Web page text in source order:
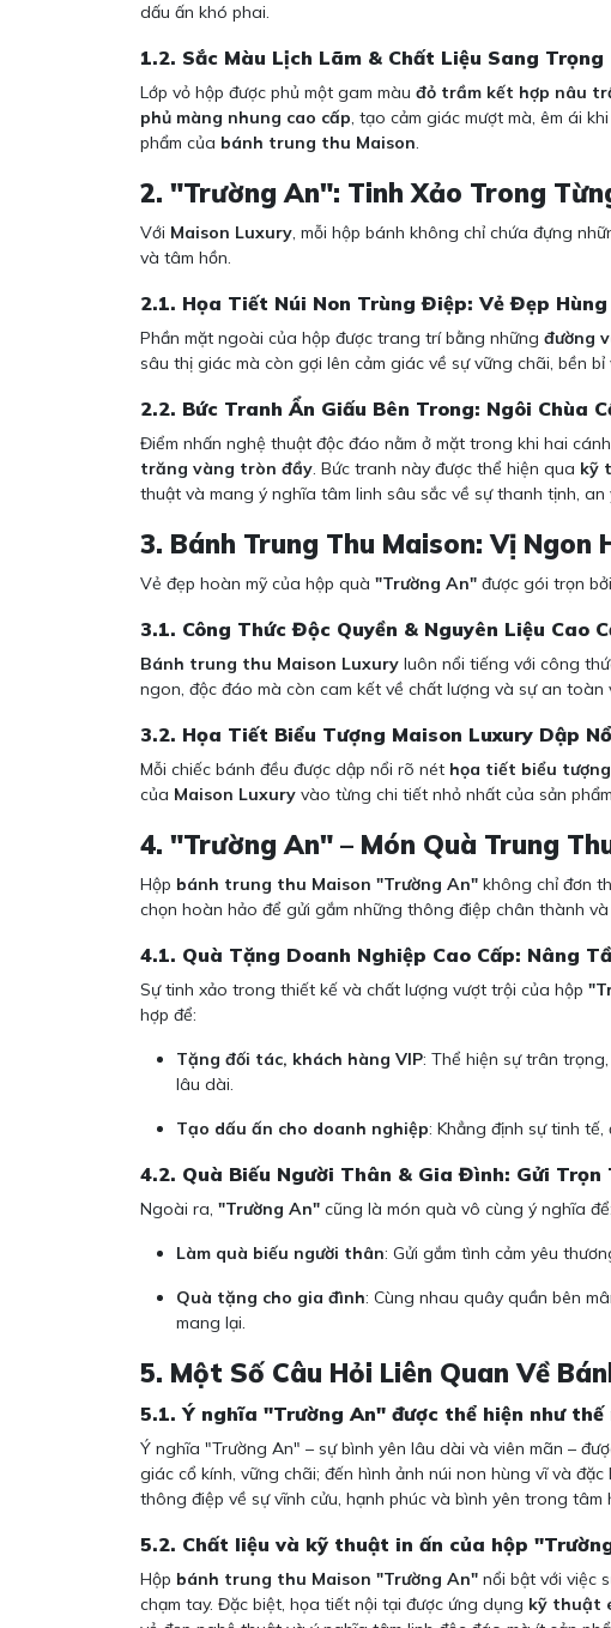
dấu ấn khó phai.
1.2. Sắc Màu Lịch Lãm & Chất Liệu Sang Trọng
Lớp vỏ hộp được phủ một gam màu đỏ trầm kết hợp nâu
phủ màng nhung cao cấp, tạo cảm giác mượt mà, êm ái
phẩm của bánh trung thu Maison.
2. "Trường An": Tinh Xảo Trong
Với Maison Luxury, mỗi hộp bánh không chỉ chứa đựng
và tâm hồn.
2.1. Họa Tiết Núi Non Trùng Điệp: Vẻ Đẹp
Phần mặt ngoài của hộp được trang trí bằng những đường
sâu thị giác mà còn gợi lên cảm giác về sự vững chãi, bền
2.2. Bức Tranh Ẩn Giấu Bên Trong: Ngôi Chùa
Điểm nhấn nghệ thuật độc đáo nằm ở mặt trong khi hai
trăng vàng tròn đầy. Bức tranh này được thể hiện qua kỹ
thuật và mang ý nghĩa tâm linh sâu sắc về sự thanh tịnh,
3. Bánh Trung Thu Maison: Vị
Vẻ đẹp hoàn mỹ của hộp quà "Trường An" được gói trọn
3.1. Công Thức Độc Quyền & Nguyên Liệu Cao
Bánh trung thu Maison Luxury luôn nổi tiếng với công
ngon, độc đáo mà còn cam kết về chất lượng và sự an
3.2. Họa Tiết Biểu Tượng Maison Luxury Dập
Mỗi chiếc bánh đều được dập nổi rõ nét họa tiết biểu
của Maison Luxury vào từng chi tiết nhỏ nhất của sản
4. "Trường An" – Món Quà Trung
Hộp bánh trung thu Maison "Trường An" không chỉ đơn
chọn hoàn hảo để gửi gắm những thông điệp chân thành
4.1. Quà Tặng Doanh Nghiệp Cao Cấp: Nâng
Sự tinh xảo trong thiết kế và chất lượng vượt trội của hộp
hợp để:
Tặng đối tác, khách hàng VIP: Thể hiện sự trân
lâu dài.
Tạo dấu ấn cho doanh nghiệp: Khẳng định sự tinh
4.2. Quà Biếu Người Thân & Gia Đình: Gửi
Ngoài ra, "Trường An" cũng là món quà vô cùng ý nghĩa để:
Làm quà biếu người thân: Gửi gắm tình cảm yêu
Quà tặng cho gia đình: Cùng nhau quây quần bên
mang lại.
5. Một Số Câu Hỏi Liên Quan Về
5.1. Ý nghĩa "Trường An" được thể hiện như
Ý nghĩa "Trường An" – sự bình yên lâu dài và viên mãn –
giác cổ kính, vững chãi; đến hình ảnh núi non hùng vĩ và
thông điệp về sự vĩnh cửu, hạnh phúc và bình yên trong tâm
5.2. Chất liệu và kỹ thuật in ấn của hộp
Hộp bánh trung thu Maison "Trường An" nổi bật với việc
chạm tay. Đặc biệt, họa tiết nội tại được ứng dụng kỹ thuật